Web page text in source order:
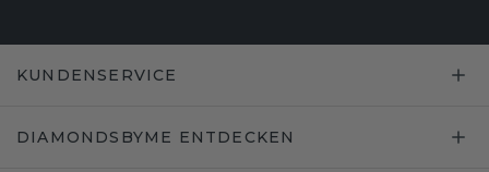
KUNDENSERVICE
DIAMONDSBYME ENTDECKEN